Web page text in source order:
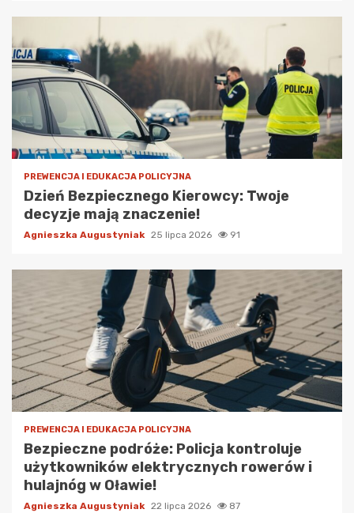
PREWENCJA I EDUKACJA POLICYJNA
Dzień Bezpiecznego Kierowcy: Twoje
decyzje mają znaczenie!
Agnieszka Augustyniak 25 lipca 2026 91
PREWENCJA I EDUKACJA POLICYJNA
Bezpieczne podróże: Policja kontroluje
użytkowników elektrycznych rowerów i
hulajnóg w Oławie!
Agnieszka Augustyniak 22 lipca 2026 87